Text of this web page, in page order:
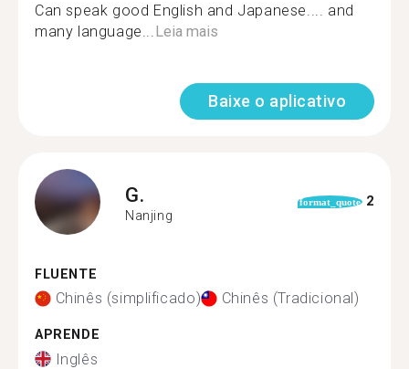
Can speak good English and Japanese.... and
many language... Leia mais
Baixe o aplicativo
G.
Nanjing
format_quote 2
FLUENTE
Chinês (simplificado) Chinês (Tradicional)
APRENDE
Inglês